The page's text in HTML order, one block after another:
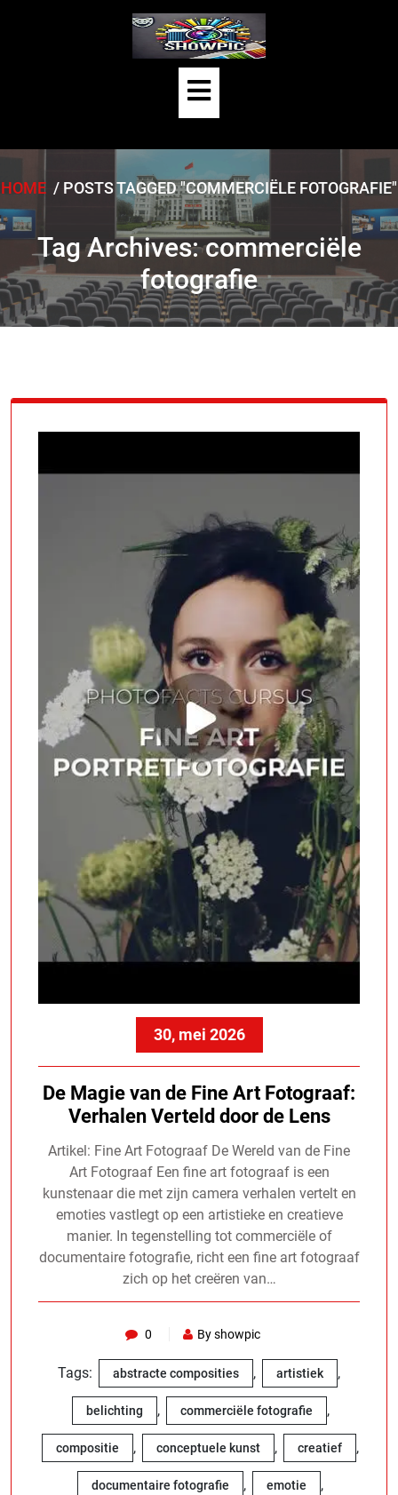
Open
Button
HOME / POSTS TAGGED "COMMERCIËLE FOTOGRAFIE"
Tag Archives: commerciële
fotografie
30, mei 2026
De Magie van de Fine Art Fotograaf:
Verhalen Verteld door de Lens
Artikel: Fine Art Fotograaf De Wereld van de Fine
Art Fotograaf Een fine art fotograaf is een
kunstenaar die met zijn camera verhalen vertelt en
emoties vastlegt op een artistieke en creatieve
manier. In tegenstelling tot commerciële of
documentaire fotografie, richt een fine art fotograaf
zich op het creëren van…
0 By showpic
Tags: abstracte composities , artistiek ,
belichting , commerciële fotografie ,
compositie , conceptuele kunst , creatief ,
documentaire fotografie , emotie ,